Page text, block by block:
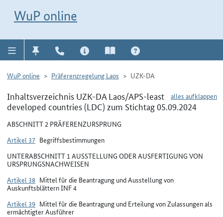
WuP online
WuP online Präferenzregelung Laos UZK-DA
alles aufklappen
Inhaltsverzeichnis UZK-DA Laos/APS-least
developed countries (LDC) zum Stichtag 05.09.2024
ABSCHNITT 2 PRÄFERENZURSPRUNG
Artikel 37 Begriffsbestimmungen
UNTERABSCHNITT 1 AUSSTELLUNG ODER AUSFERTIGUNG VON
URSPRUNGSNACHWEISEN
Artikel 38 Mittel für die Beantragung und Ausstellung von
Auskunftsblättern INF 4
Artikel 39 Mittel für die Beantragung und Erteilung von Zulassungen als
ermächtigter Ausführer